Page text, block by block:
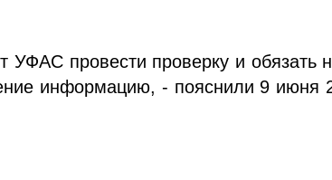
провести проверку и обязать
информацию, - пояснили 9 июня